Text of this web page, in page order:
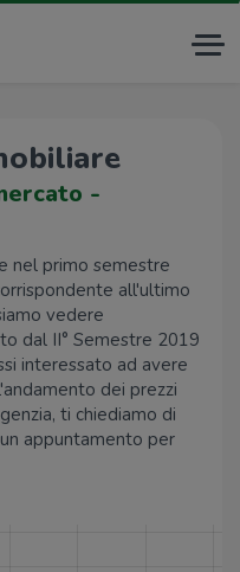
-
nel primo semestre
all'ultimo
vedere
dal II° Semestre 2019
interessato ad avere
dei prezzi
ti chiediamo di
appuntamento per